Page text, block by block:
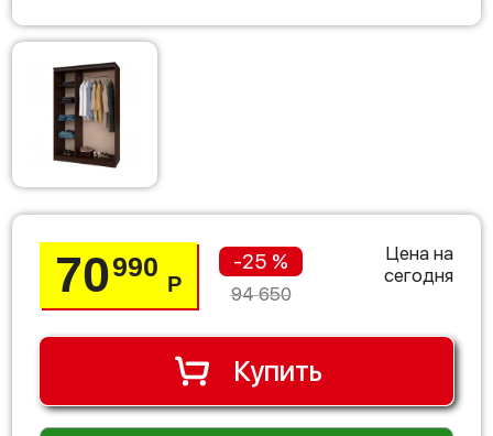
70990
Р
-25 %
94 650
Цена на
сегодня
Купить